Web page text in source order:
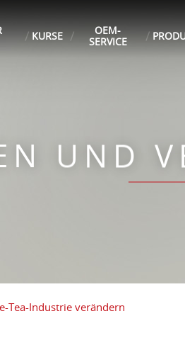
KURSE
OEM-
SERVICE
UND
Tea-Industrie verändern